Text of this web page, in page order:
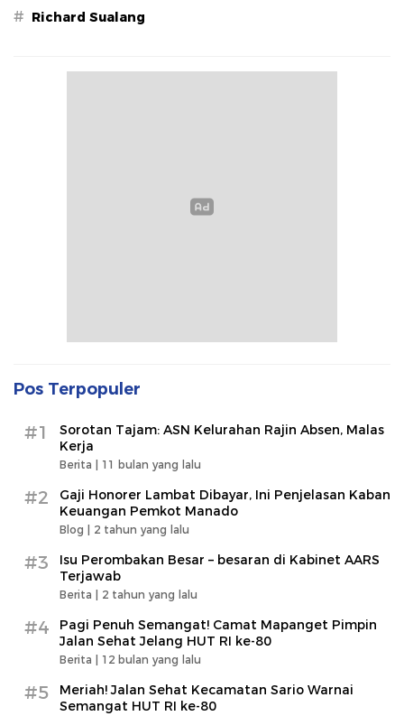
# Richard Sualang
Pos Terpopuler
#1
Sorotan Tajam: ASN Kelurahan Rajin Absen, Malas
Kerja
Berita | 11 bulan yang lalu
#2
Gaji Honorer Lambat Dibayar, Ini Penjelasan Kaban
Keuangan Pemkot Manado
Blog | 2 tahun yang lalu
#3
Isu Perombakan Besar – besaran di Kabinet AARS
Terjawab
Berita | 2 tahun yang lalu
#4
Pagi Penuh Semangat! Camat Mapanget Pimpin
Jalan Sehat Jelang HUT RI ke-80
Berita | 12 bulan yang lalu
#5
Meriah! Jalan Sehat Kecamatan Sario Warnai
Semangat HUT RI ke-80